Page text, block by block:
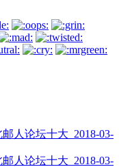
邮人论坛十大_2018-03-
邮人论坛十大_2018-03-